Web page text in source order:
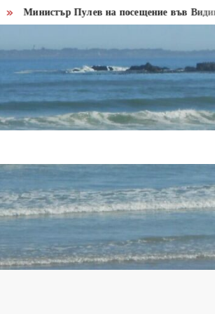
Пулев на посещение във Видин